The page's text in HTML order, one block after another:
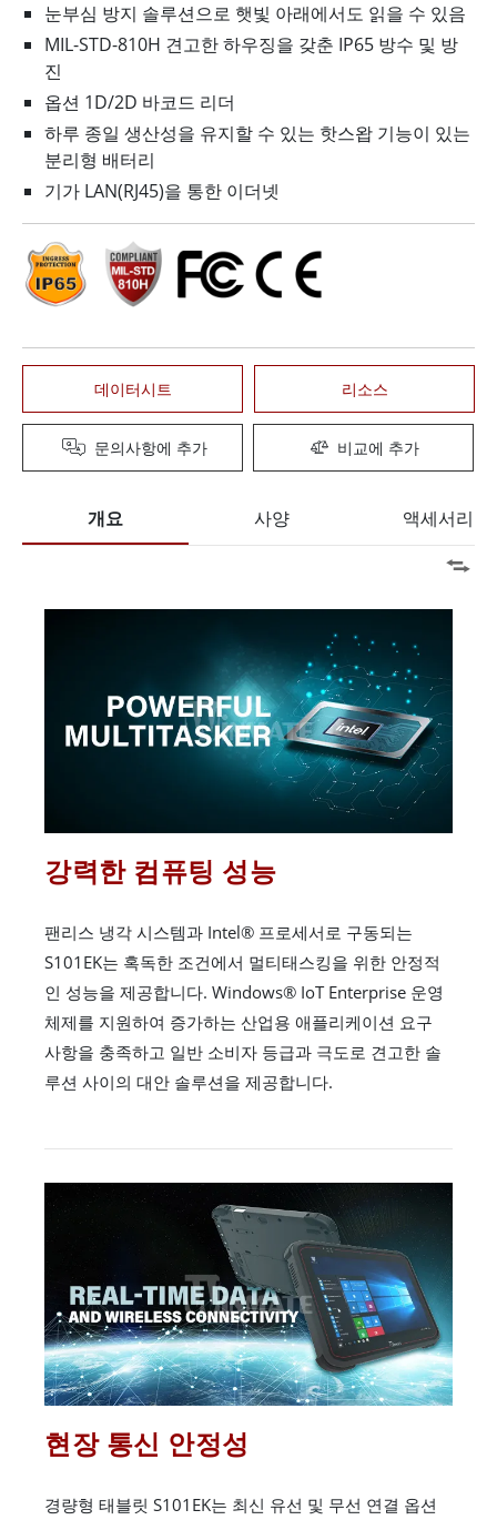
눈부심 방지 솔루션으로 햇빛 아래에서도 읽을 수 있음
MIL-STD-810H 견고한 하우징을 갖춘 IP65 방수 및 방
진
옵션 1D/2D 바코드 리더
하루 종일 생산성을 유지할 수 있는 핫스왑 기능이 있는
분리형 배터리
기가 LAN(RJ45)을 통한 이더넷
데이터시트 리소스
문의사항에 추가 비교에 추가
개요 사양 액세서리
강력한 컴퓨팅 성능
팬리스 냉각 시스템과 Intel® 프로세서로 구동되는
S101EK는 혹독한 조건에서 멀티태스킹을 위한 안정적
인 성능을 제공합니다. Windows® IoT Enterprise 운영
체제를 지원하여 증가하는 산업용 애플리케이션 요구
사항을 충족하고 일반 소비자 등급과 극도로 견고한 솔
루션 사이의 대안 솔루션을 제공합니다.
현장 통신 안정성
경량형 태블릿 S101EK는 최신 유선 및 무선 연결 옵션